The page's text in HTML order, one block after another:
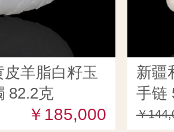
羊脂白籽玉
82.2克
￥185,000
新疆
手链
￥